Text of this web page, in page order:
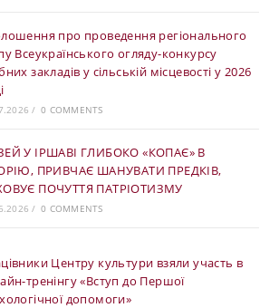
про проведення регіонального
Всеукраїнського огляду-конкурсу
закладів у сільській місцевості у 2026
/ 0 COMMENTS
У ІРШАВІ ГЛИБОКО «КОПАЄ» В
ПРИВЧАЄ ШАНУВАТИ ПРЕДКІВ,
ПОЧУТТЯ ПАТРІОТИЗМУ
/ 0 COMMENTS
Центру культури взяли участь в
тренінгу «Вступ до Першої
допомоги»